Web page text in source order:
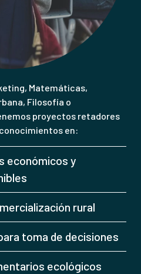
Matemáticas,
Filosofía o
proyectos retadores
en:
económicos y
rural
toma de decisiones
ecológicos